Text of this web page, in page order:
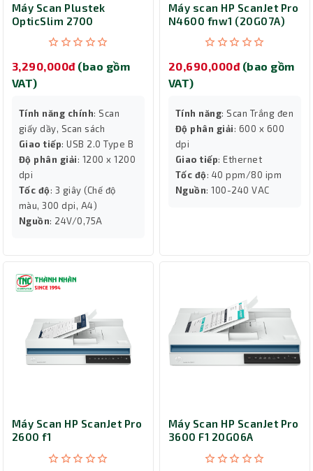
Máy Scan Plustek
OpticSlim 2700
3,290,000đ (bao gồm
VAT)
Tính năng chính: Scan
giấy dầy, Scan sách
Giao tiếp: USB 2.0 Type B
Độ phân giải: 1200 x 1200
dpi
Tốc độ: 3 giây (Chế độ
màu, 300 dpi, A4)
Nguồn: 24V/0,75A
Máy scan HP ScanJet Pro
N4600 fnw1 (20G07A)
20,690,000đ (bao gồm
VAT)
Tính năng: Scan Trắng đen
Độ phân giải: 600 x 600
dpi
Giao tiếp: Ethernet
Tốc độ: 40 ppm/80 ipm
Nguồn: 100-240 VAC
Máy Scan HP ScanJet Pro
2600 f1
Máy Scan HP ScanJet Pro
3600 F1 20G06A